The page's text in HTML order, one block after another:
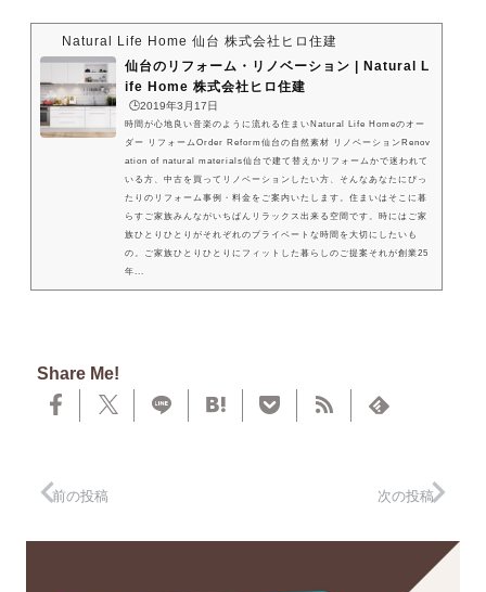
Natural Life Home 仙台 株式会社ヒロ住建
仙台のリフォーム・リノベーション | Natural L
ife Home 株式会社ヒロ住建
🕒️2019年3月17日
時間が心地良い音楽のように流れる住まいNatural Life Homeのオー
ダー リフォームOrder Reform仙台の自然素材 リノベーションRenov
ation of natural materials仙台で建て替えかリフォームかで迷われて
いる方、中古を買ってリノベーションしたい方、そんなあなたにぴっ
たりのリフォーム事例・料金をご案内いたします。住まいはそこに暮
らすご家族みんながいちばんリラックス出来る空間です。時にはご家
族ひとりひとりがそれぞれのプライベートな時間を大切にしたいも
の。ご家族ひとりひとりにフィットした暮らしのご提案それが創業25
年...
Share Me!
前の投稿 次の投稿